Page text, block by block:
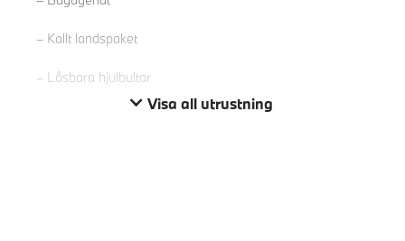
Kallt landspaket
Låsbara hjulbultar
Visa all utrustning